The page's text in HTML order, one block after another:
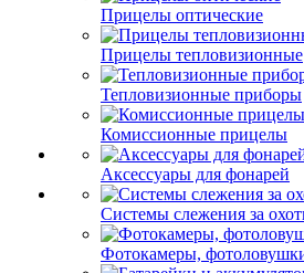
Прицелы оптические
Прицелы тепловизионные
Тепловизионные приборы
Комиссионные прицелы
Аксессуары для фонарей
Системы слежения за
Фотокамеры,